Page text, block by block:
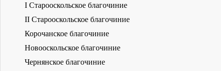
I Старооскольское благочиние
II Старооскольское благочиние
Корочанское благочиние
Новооскольское благочиние
Чернянское благочиние